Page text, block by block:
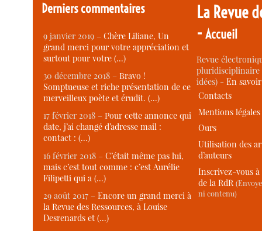
Derniers commentaires
9 janvier 2019 –Chère Liliane, Un
grand merci pour votre appréciation et
surtout pour votre (…)
30 décembre 2018 –Bravo !
Somptueuse et riche présentation de ce
merveilleux poète et érudit. (…)
17 février 2018 –Pour cette annonce qui
date, j’ai changé d’adresse mail :
contact : (…)
16 février 2018 –C’était même pas lui,
mais c’est tout comme : c’est Aurélie
Filipetti qui a (…)
29 août 2017 –Encore un grand merci à
la Revue des Ressources, à Louise
Desrenards et (…)
La Revue
-Accueil
Revue
idées) -En
Contacts
Mentions légales
Ours
Utilisation des
d’auteurs
Inscrivez-vous
de la RdR
ni contenu)